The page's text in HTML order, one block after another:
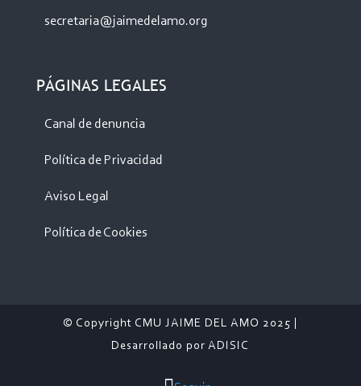
secretaria@jaimedelamo.org
PÁGINAS LEGALES
Canal de denuncia
Política de Privacidad
Aviso Legal
Política de Cookies
© Copyright CMU JAIME DEL AMO 2025 |
Desarrollado porADISIC